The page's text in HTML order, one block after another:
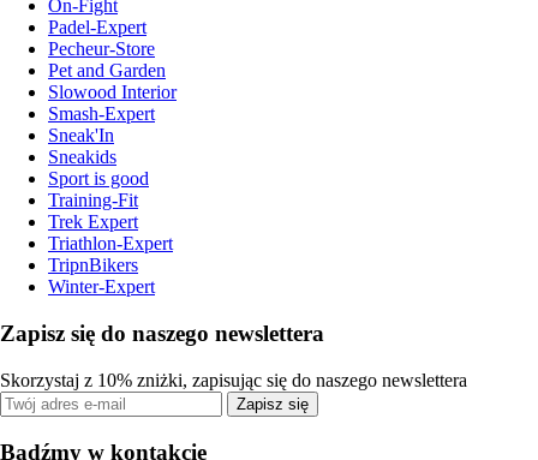
On-Fight
Padel-Expert
Pecheur-Store
Pet and Garden
Slowood Interior
Smash-Expert
Sneak'In
Sneakids
Sport is good
Training-Fit
Trek Expert
Triathlon-Expert
TripnBikers
Winter-Expert
Zapisz się do naszego newslettera
Skorzystaj z 10% zniżki, zapisując się do naszego newslettera
Zapisz się
Bądźmy w kontakcie